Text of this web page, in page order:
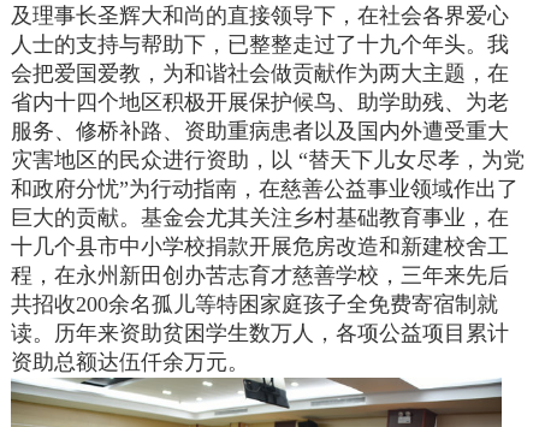
及理事长圣辉大和尚的直接领导下，在社会各界爱心
人士的支持与帮助下，已整整走过了十九个年头。我
会把爱国爱教，为和谐社会做贡献作为两大主题，在
省内十四个地区积极开展保护候鸟、助学助残、为老
服务、修桥补路、资助重病患者以及国内外遭受重大
灾害地区的民众进行资助，以 “替天下儿女尽孝，为党
和政府分忧”为行动指南，在慈善公益事业领域作出了
巨大的贡献。基金会尤其关注乡村基础教育事业，在
十几个县市中小学校捐款开展危房改造和新建校舍工
程，在永州新田创办苦志育才慈善学校，三年来先后
共招收200余名孤儿等特困家庭孩子全免费寄宿制就
读。历年来资助贫困学生数万人，各项公益项目累计
资助总额达伍仟余万元。